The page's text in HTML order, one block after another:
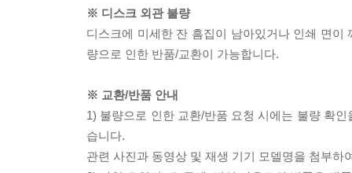
※ 디스크 외관 불량
디스크에 미세한 잔 흠집이 남아있거나 인쇄 면
량으로 인한 반품/교환이 가능합니다.
※ 교환/반품 안내
1) 불량으로 인한 교환/반품 요청 시에는 불량 확
습니다.
관련 사진과 동영상 및 재생 기기 모델명을 첨부하